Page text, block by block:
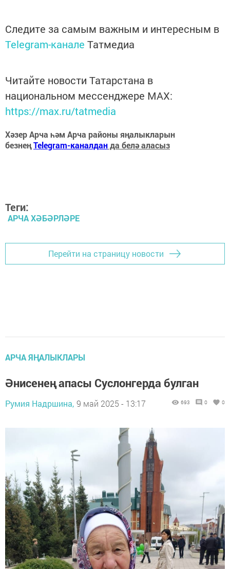
Следите за самым важным и интересным в
Telegram-канале Татмедиа
Читайте новости Татарстана в
национальном мессенджере MАХ:
https://max.ru/tatmedia
Хәзер Арча һәм Арча районы яңалыкларын
безнеңTelegram-каналданда белә аласыз
Теги:
АРЧА ХӘБӘРЛӘРЕ
Перейти на страницу новости
АРЧА ЯҢАЛЫКЛАРЫ
Әнисенең апасы Суслонгерда булган
Румия Надршина, 9 май 2025 - 13:17 693 0 0